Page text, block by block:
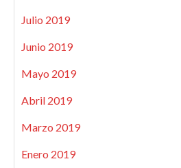
Julio 2019
Junio 2019
Mayo 2019
Abril 2019
Marzo 2019
Enero 2019